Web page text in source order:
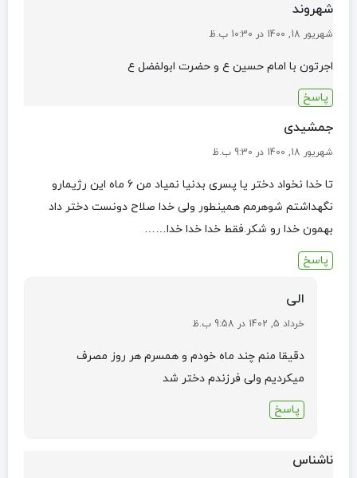
شهروند
شهریور 18, 1400 در 10:30 ب.ظ
اجرتون با امام حسین ع و حضرت ابولفضل ع
پاسخ
جمشیدی
شهریور 18, 1400 در 9:30 ب.ظ
تا خدا نخواد دختر یا پسری بدنیا نمیاد من ۶ ماه این رژیمارو
نگهداشتم شوهرمم همینطور ولی خدا صلاح دونست دختر داد
بهمون خدا رو شکر.فقط خدا خدا خدا……
پاسخ
الی
خرداد 5, 1402 در 9:58 ب.ظ
دقیقا منم چند ماه خودم و همسرم هر روز مصرف
میکردیم ولی فرزندم دختر شد
پاسخ
ناشناس